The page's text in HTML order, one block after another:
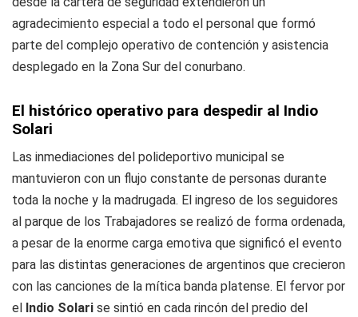
agradecimiento especial a todo el personal que formó
parte del complejo operativo de contención y asistencia
desplegado en la Zona Sur del conurbano.
El histórico operativo para despedir al Indio
Solari
Las inmediaciones del polideportivo municipal se
mantuvieron con un flujo constante de personas durante
toda la noche y la madrugada. El ingreso de los seguidores
al parque de los Trabajadores se realizó de forma ordenada,
a pesar de la enorme carga emotiva que significó el evento
para las distintas generaciones de argentinos que crecieron
con las canciones de la mítica banda platense. El fervor por
el Indio Solari se sintió en cada rincón del predio del